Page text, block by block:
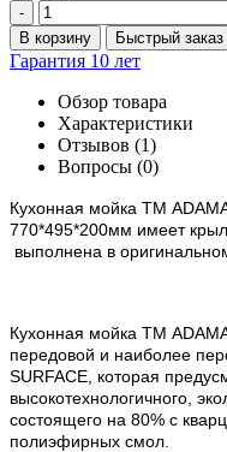
-
В корзину
Быстрый заказ
Гарантия 10 лет
Обзор товара
Характеристики
Отзывов (1)
Вопросы (0)
Кухонная мойка ТМ
770*495*200мм имеет
выполнена в
Кухонная мойка ТМ
передовой и наиболее
SURFACE, которая
высокотехнологичного,
состоящего на 80% с
полиэфирных смол.